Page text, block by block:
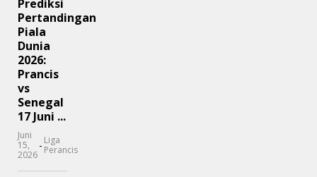
Prediksi
Pertandingan
Piala
Dunia
2026:
Prancis
vs
Senegal
17 Juni ...
Juni
15,
2026
- Liga
Perancis